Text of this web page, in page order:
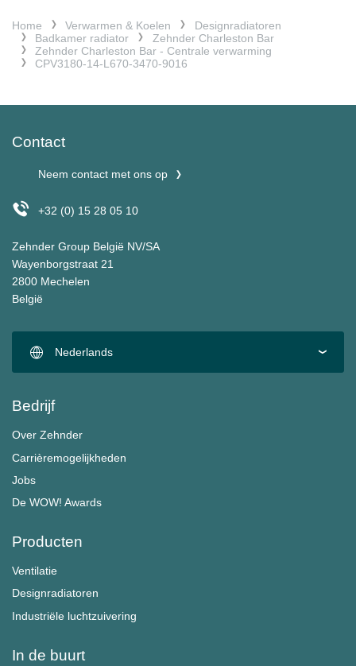
Home Verwarmen & Koelen
Designradiatoren
Badkamer radiator
Zehnder Charleston Bar
Zehnder Charleston Bar - Centrale verwarming
CPV3180-14-L670-3470-9016
Contact
Neem contact met ons op
+32 (0) 15 28 05 10
Zehnder Group België NV/SA
Wayenborgstraat 21
2800 Mechelen
België
Nederlands
Bedrijf
Over Zehnder
Carrièremogelijkheden
Jobs
De WOW! Awards
Producten
Ventilatie
Designradiatoren
Industriële luchtzuivering
In de buurt